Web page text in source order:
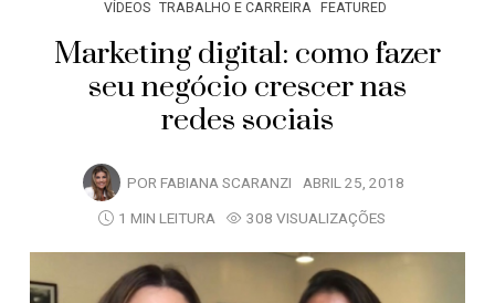
VÍDEOS TRABALHO E CARREIRA FEATURED
Marketing digital: como fazer
seu negócio crescer nas
redes sociais
POR FABIANA SCARANZI ABRIL 25, 2018
1 MIN LEITURA
308 VISUALIZAÇÕES